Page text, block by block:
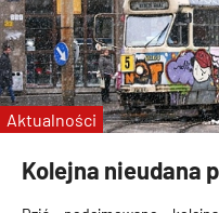
Kolejna nieudana
Aktualności